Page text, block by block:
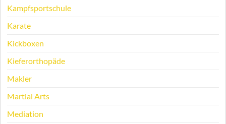
Kampfsportschule
Karate
Kickboxen
Kieferorthopäde
Makler
Martial Arts
Mediation